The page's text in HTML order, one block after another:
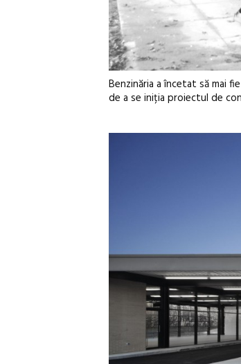
Benzinăria a încetat să mai
de a se iniția proiectul de